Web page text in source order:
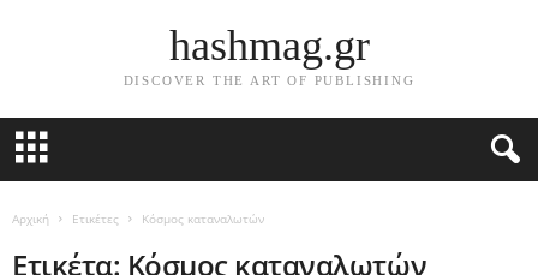
hashmag.gr
DISCOVER THE ART OF PUBLISHING
Αρχική Ετικέτες Κόσμος καταναλωτών
Ετικέτα: Κόσμος καταναλωτών